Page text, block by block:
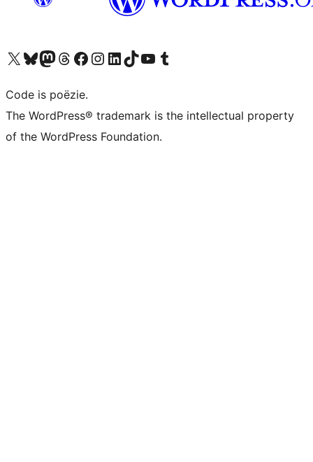
Bezoek ons X (voorheen Twitter) account
Bezoek ons Bluesky account
Bezoek ons Mastodon account
Bezoek ons Threads account
Onze Facebook pagina bezoeken
Bezoek ons Instagram account
Bezoek ons LinkedIn account
Bezoek ons TikTok account
Bezoek ons YouTube kanaalBezoek ons Tumblr account
Code is poëzie.
The WordPress® trademark is the intellectual property
of the WordPress Foundation.